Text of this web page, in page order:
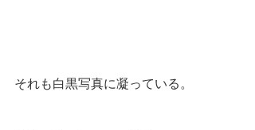
それも白黒写真に凝っている。